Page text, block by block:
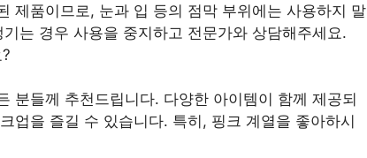
제품이므로, 눈과 입 등의 점막 부위에는 사용하지 말
는 경우 사용을 중지하고 전문가와 상담해주세요.
분들께 추천드립니다. 다양한 아이템이 함께 제공되
업을 즐길 수 있습니다. 특히, 핑크 계열을 좋아하시